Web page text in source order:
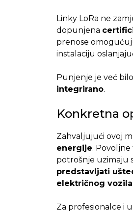
Linky LoRa ne
dopunjena
prenose
instalaciju
Punjenje je već
integrirano.
Konkretna
Zahvaljujući ovoj
energije.
potrošnje uzimaju
predstavljati
električnog vozila
Za profesionalce i